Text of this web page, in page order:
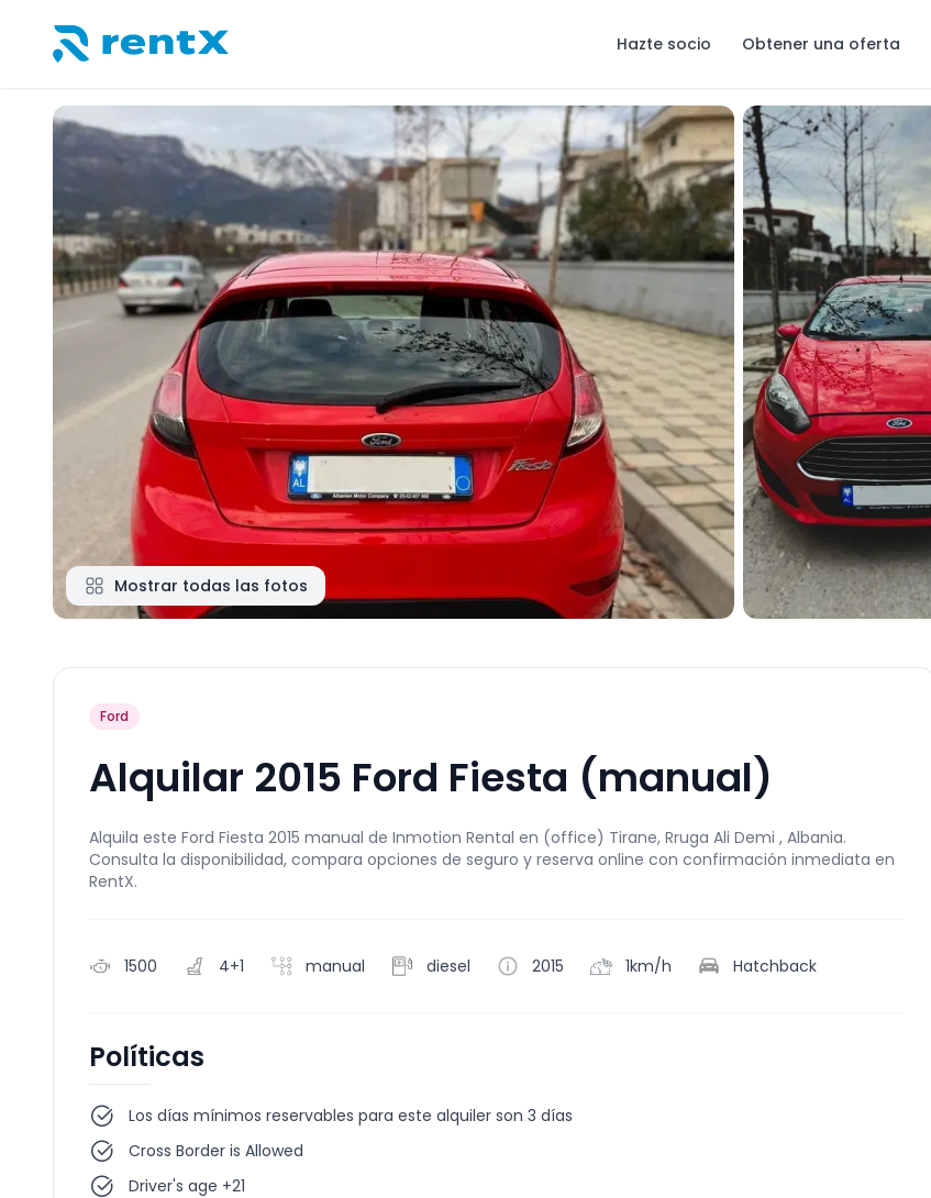
Hazte socio Obtener una oferta
Mostrar todas las fotos
Ford
Alquilar 2015 Ford Fiesta (manual)
Alquila este Ford Fiesta 2015 manual de Inmotion Rental en (office) Tirane, Rruga Ali Demi , Albania.
Consulta la disponibilidad, compara opciones de seguro y reserva online con confirmación inmediata en
RentX.
1500 4+1 manual diesel 2015 1km/h Hatchback
Políticas
Los días mínimos reservables para este alquiler son 3 días
Cross Border is Allowed
Driver's age +21